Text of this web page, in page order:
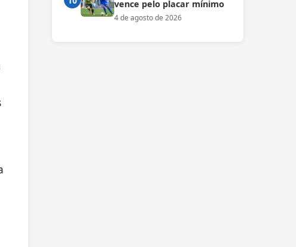
vence pelo placar mínimo
4 de agosto de 2026